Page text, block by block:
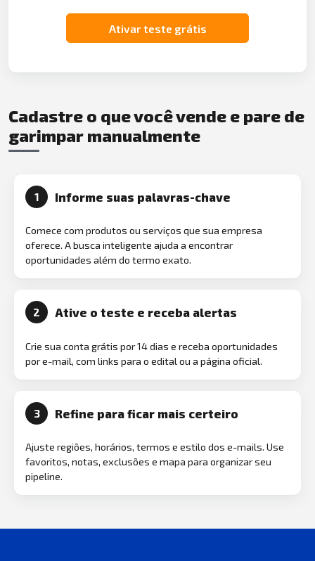
Ativar teste grátis
Cadastre o que você vende e pare de
garimpar manualmente
1 Informe suas palavras-chave
Comece com produtos ou serviços que sua empresa
oferece. A busca inteligente ajuda a encontrar
oportunidades além do termo exato.
2 Ative o teste e receba alertas
Crie sua conta grátis por 14 dias e receba oportunidades
por e-mail, com links para o edital ou a página oficial.
3 Refine para ficar mais certeiro
Ajuste regiões, horários, termos e estilo dos e-mails. Use
favoritos, notas, exclusões e mapa para organizar seu
pipeline.